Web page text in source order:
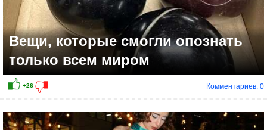
Вещи, которые смогли опознать
только всем миром
Комментариев: 0